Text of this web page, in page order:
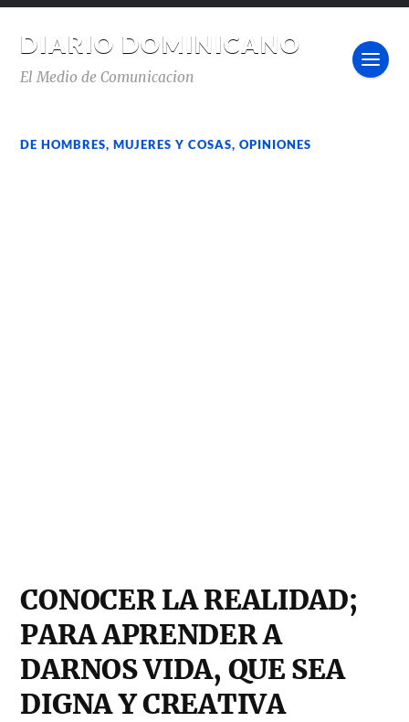
DIARIO DOMINICANO
El Medio de Comunicacion
DE HOMBRES, MUJERES Y COSAS,OPINIONES
CONOCER LA REALIDAD;
PARA APRENDER A
DARNOS VIDA, QUE SEA
DIGNA Y CREATIVA